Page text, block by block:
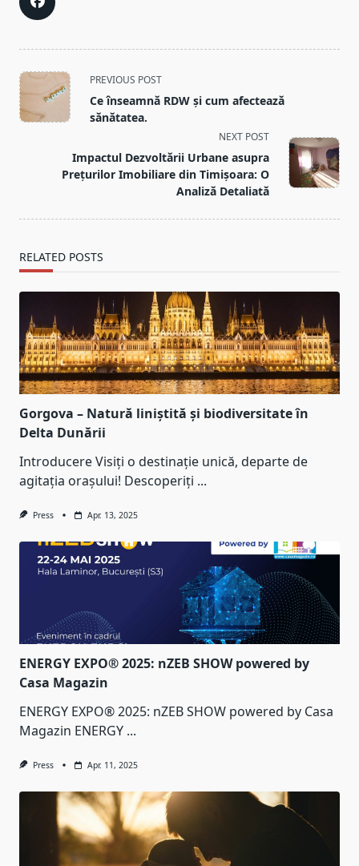
<span
class="nav-
subtitle
text">Page</span>
PREVIOUS POST
Ce înseamnă RDW și cum afectează
sănătatea.
NEXT POST
Impactul Dezvoltării Urbane asupra
Prețurilor Imobiliare din Timișoara: O
Analiză Detaliată
RELATED POSTS
Gorgova – Natură liniștită și biodiversitate în
Delta Dunării
Introducere Visiți o destinație unică, departe de
agitația orașului! Descoperiți ...
Press Apr. 13, 2025
ENERGY EXPO® 2025: nZEB SHOW powered by
Casa Magazin
ENERGY EXPO® 2025: nZEB SHOW powered by Casa
Magazin ENERGY ...
Press Apr. 11, 2025